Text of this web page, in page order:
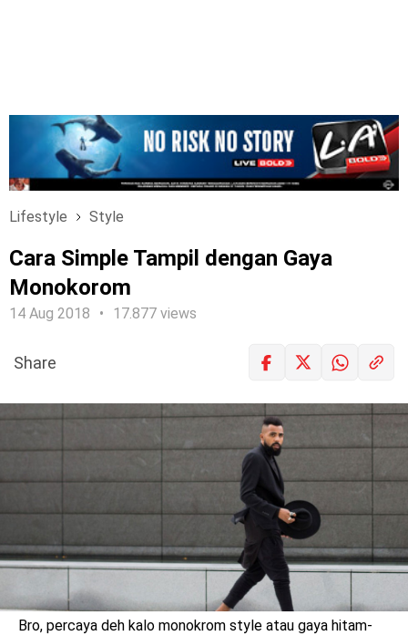
Lifestyle Style
Cara Simple Tampil dengan Gaya
Monokorom
14 Aug 2018 17.877 views
Share
Bro, percaya deh kalo monokrom style atau gaya hitam-